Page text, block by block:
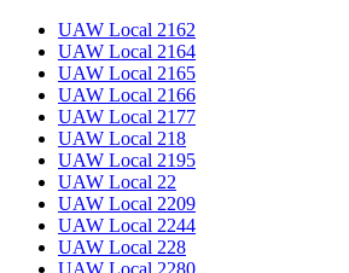
UAW Local 2162
UAW Local 2164
UAW Local 2165
UAW Local 2166
UAW Local 2177
UAW Local 218
UAW Local 2195
UAW Local 22
UAW Local 2209
UAW Local 2244
UAW Local 228
UAW Local 2280